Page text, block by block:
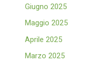
Giugno 2025
Maggio 2025
Aprile 2025
Marzo 2025